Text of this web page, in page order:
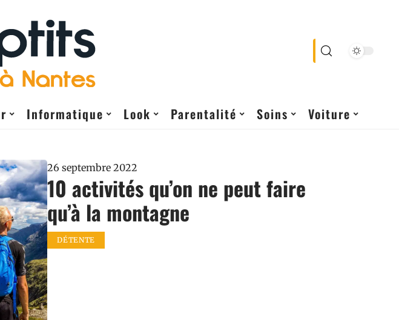
Informatique Look Parentalité Soins Voiture
26 septembre 2022
10 activités qu’on ne peut faire
qu’à la montagne
DÉTENTE